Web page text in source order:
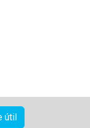
útil